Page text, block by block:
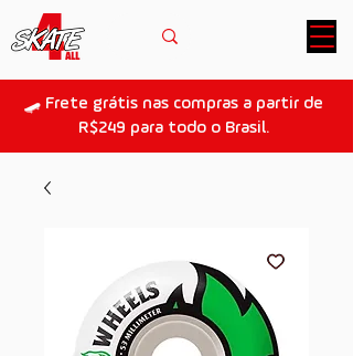
🛹 Frete grátis nas compras a partir de
R$249 para todo o Brasil.